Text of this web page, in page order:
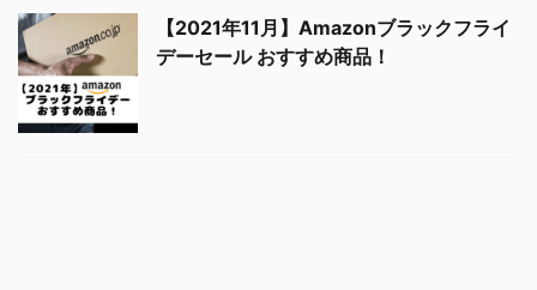
【2021年6月】Amazonプライムデーセ
ール おすすめ商品！
【2021年11月】Amazonブラックフライ
デーセール おすすめ商品！